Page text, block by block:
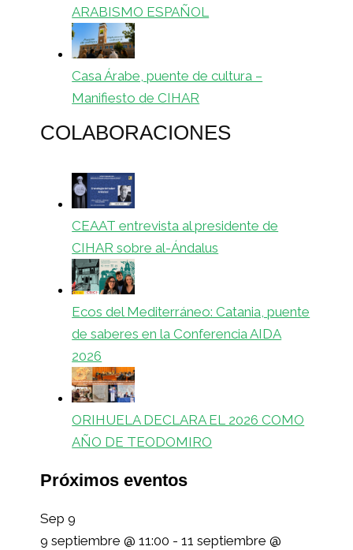
ARABISMO ESPAÑOL
Casa Árabe, puente de cultura –
Manifiesto de CIHAR
COLABORACIONES
CEAAT entrevista al presidente de
CIHAR sobre al-Ándalus
Ecos del Mediterráneo: Catania, puente
de saberes en la Conferencia AIDA
2026
ORIHUELA DECLARA EL 2026 COMO
AÑO DE TEODOMIRO
Próximos eventos
Sep9
9 septiembre @ 11:00 -11 septiembre @